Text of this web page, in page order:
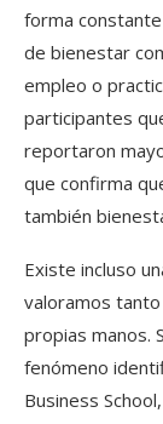
forma
de bienestar
empleo o
participantes
reportaron
que confirma
también
Existe incluso
valoramos
propias manos.
fenómeno
Business